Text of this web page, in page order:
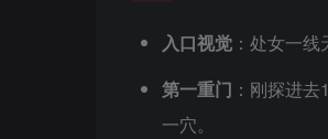
入口视觉 ：处女一
第一重门 ：刚探进
一穴。